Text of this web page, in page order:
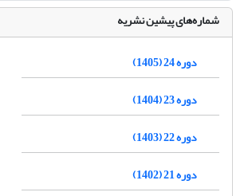
شماره‌های پیشین نشریه
دوره 24 (1405)
دوره 23 (1404)
دوره 22 (1403)
دوره 21 (1402)